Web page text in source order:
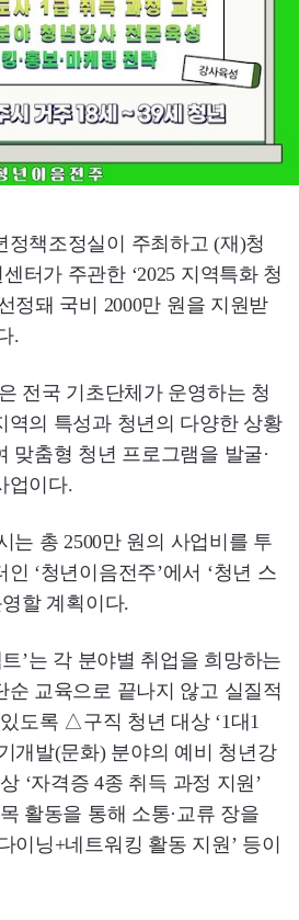
정책조정실이 주최하고 (재)청
터가 주관한 ‘2025 지역특화 청
정돼 국비 2000만 원을 지원받
.
전국 기초단체가 운영하는 청
역의 특성과 청년의 다양한 상황
맞춤형 청년 프로그램을 발굴·
업이다.
는 총 2500만 원의 사업비를 투
‘청년이음전주’에서 ‘청년 스
할 계획이다.
’는 각 분야별 취업을 희망하는
순 교육으로 끝나지 않고 실질적
도록 △구직 청년 대상 ‘1대1
개발(문화) 분야의 예비 청년강
‘자격증 4종 취득 과정 지원’
활동을 통해 소통·교류 장을
이닝+네트워킹 활동 지원’ 등이